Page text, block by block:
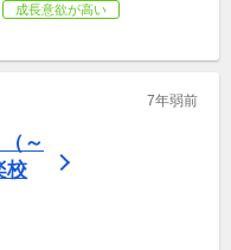
成長意欲が高い
7年弱前
～
校